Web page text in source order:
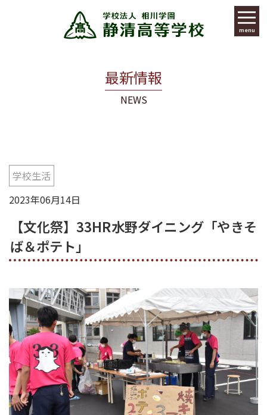
menu
最新情報
NEWS
学校生活
2023年06月14日
【文化祭】33HR水野ダイニング「やきそ
ば＆ポテト」